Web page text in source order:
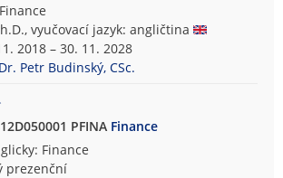
vyučovací jazyk: angličtina
2018 – 30. 11. 2028
Petr Budinský, CSc.
PFINA Finance
Finance
prezenční